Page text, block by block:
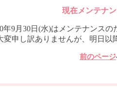
現在メンテナン
年9月30日(水)はメンテナンス
変申し訳ありませんが、明日以
前のページ